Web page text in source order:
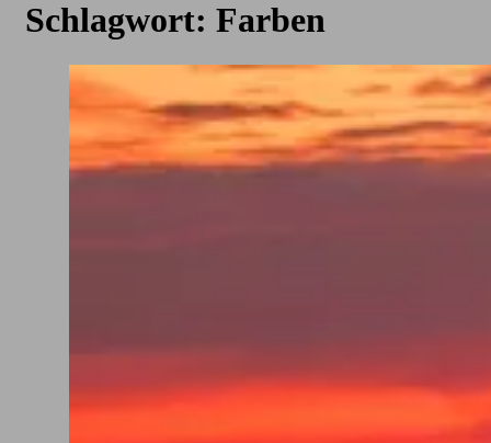
Schlagwort: Farben